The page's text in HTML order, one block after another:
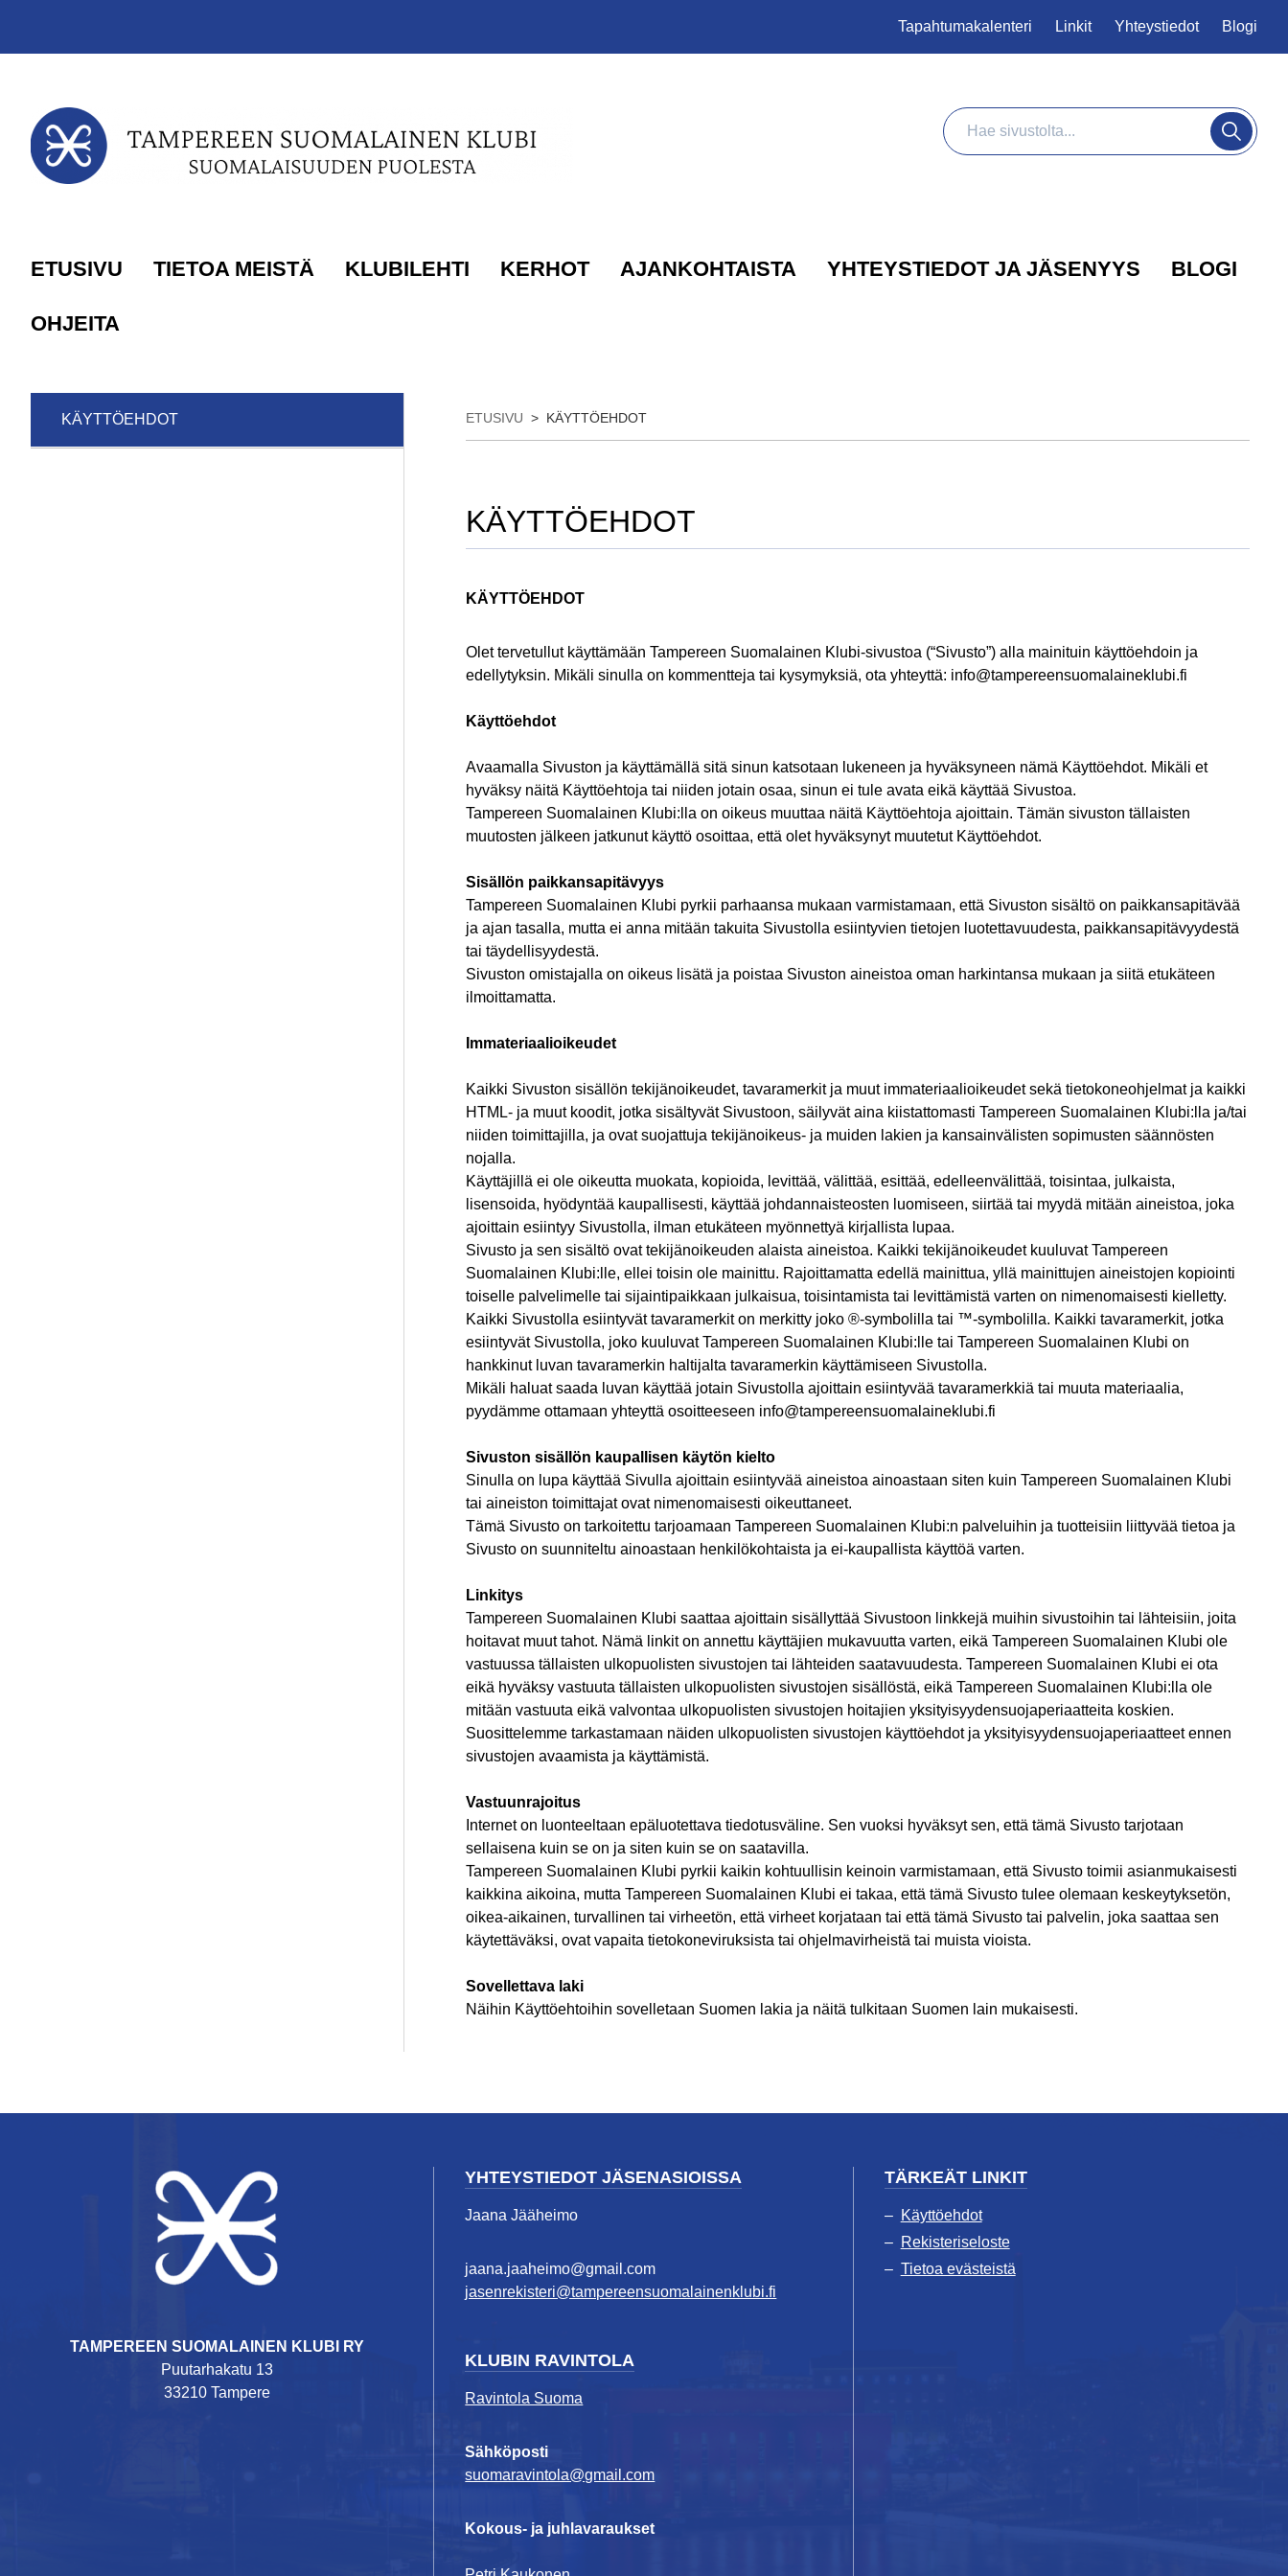
Tapahtumakalenteri Linkit Yhteystiedot Blogi
Haku
Hae
ETUSIVU TIETOA MEISTÄ KLUBILEHTI KERHOT AJANKOHTAISTA YHTEYSTIEDOT JA JÄSENYYS BLOGI
OHJEITA
ETUSIVU > KÄYTTÖEHDOT
KÄYTTÖEHDOT
KÄYTTÖEHDOT
Olet tervetullut käyttämään Tampereen Suomalainen Klubi-sivustoa (“Sivusto”) alla mainituin käyttöehdoin ja
edellytyksin. Mikäli sinulla on kommentteja tai kysymyksiä, ota yhteyttä: info@tampereensuomalaineklubi.fi
Käyttöehdot
Avaamalla Sivuston ja käyttämällä sitä sinun katsotaan lukeneen ja hyväksyneen nämä Käyttöehdot. Mikäli et
hyväksy näitä Käyttöehtoja tai niiden jotain osaa, sinun ei tule avata eikä käyttää Sivustoa.
Tampereen Suomalainen Klubi:lla on oikeus muuttaa näitä Käyttöehtoja ajoittain. Tämän sivuston tällaisten
muutosten jälkeen jatkunut käyttö osoittaa, että olet hyväksynyt muutetut Käyttöehdot.
Sisällön paikkansapitävyys
Tampereen Suomalainen Klubi pyrkii parhaansa mukaan varmistamaan, että Sivuston sisältö on paikkansapitävää
ja ajan tasalla, mutta ei anna mitään takuita Sivustolla esiintyvien tietojen luotettavuudesta, paikkansapitävyydestä
tai täydellisyydestä.
Sivuston omistajalla on oikeus lisätä ja poistaa Sivuston aineistoa oman harkintansa mukaan ja siitä etukäteen
ilmoittamatta.
Immateriaalioikeudet
Kaikki Sivuston sisällön tekijänoikeudet, tavaramerkit ja muut immateriaalioikeudet sekä tietokoneohjelmat ja kaikki
HTML- ja muut koodit, jotka sisältyvät Sivustoon, säilyvät aina kiistattomasti Tampereen Suomalainen Klubi:lla ja/tai
niiden toimittajilla, ja ovat suojattuja tekijänoikeus- ja muiden lakien ja kansainvälisten sopimusten säännösten
nojalla.
Käyttäjillä ei ole oikeutta muokata, kopioida, levittää, välittää, esittää, edelleenvälittää, toisintaa, julkaista,
lisensoida, hyödyntää kaupallisesti, käyttää johdannaisteosten luomiseen, siirtää tai myydä mitään aineistoa, joka
ajoittain esiintyy Sivustolla, ilman etukäteen myönnettyä kirjallista lupaa.
Sivusto ja sen sisältö ovat tekijänoikeuden alaista aineistoa. Kaikki tekijänoikeudet kuuluvat Tampereen
Suomalainen Klubi:lle, ellei toisin ole mainittu. Rajoittamatta edellä mainittua, yllä mainittujen aineistojen kopiointi
toiselle palvelimelle tai sijaintipaikkaan julkaisua, toisintamista tai levittämistä varten on nimenomaisesti kielletty.
Kaikki Sivustolla esiintyvät tavaramerkit on merkitty joko ®-symbolilla tai ™-symbolilla. Kaikki tavaramerkit, jotka
esiintyvät Sivustolla, joko kuuluvat Tampereen Suomalainen Klubi:lle tai Tampereen Suomalainen Klubi on
hankkinut luvan tavaramerkin haltijalta tavaramerkin käyttämiseen Sivustolla.
Mikäli haluat saada luvan käyttää jotain Sivustolla ajoittain esiintyvää tavaramerkkiä tai muuta materiaalia,
pyydämme ottamaan yhteyttä osoitteeseen info@tampereensuomalaineklubi.fi
Sivuston sisällön kaupallisen käytön kielto
Sinulla on lupa käyttää Sivulla ajoittain esiintyvää aineistoa ainoastaan siten kuin Tampereen Suomalainen Klubi
tai aineiston toimittajat ovat nimenomaisesti oikeuttaneet.
Tämä Sivusto on tarkoitettu tarjoamaan Tampereen Suomalainen Klubi:n palveluihin ja tuotteisiin liittyvää tietoa ja
Sivusto on suunniteltu ainoastaan henkilökohtaista ja ei-kaupallista käyttöä varten.
Linkitys
Tampereen Suomalainen Klubi saattaa ajoittain sisällyttää Sivustoon linkkejä muihin sivustoihin tai lähteisiin, joita
hoitavat muut tahot. Nämä linkit on annettu käyttäjien mukavuutta varten, eikä Tampereen Suomalainen Klubi ole
vastuussa tällaisten ulkopuolisten sivustojen tai lähteiden saatavuudesta. Tampereen Suomalainen Klubi ei ota
eikä hyväksy vastuuta tällaisten ulkopuolisten sivustojen sisällöstä, eikä Tampereen Suomalainen Klubi:lla ole
mitään vastuuta eikä valvontaa ulkopuolisten sivustojen hoitajien yksityisyydensuojaperiaatteita koskien.
Suosittelemme tarkastamaan näiden ulkopuolisten sivustojen käyttöehdot ja yksityisyydensuojaperiaatteet ennen
sivustojen avaamista ja käyttämistä.
Vastuunrajoitus
Internet on luonteeltaan epäluotettava tiedotusväline. Sen vuoksi hyväksyt sen, että tämä Sivusto tarjotaan
sellaisena kuin se on ja siten kuin se on saatavilla.
Tampereen Suomalainen Klubi pyrkii kaikin kohtuullisin keinoin varmistamaan, että Sivusto toimii asianmukaisesti
kaikkina aikoina, mutta Tampereen Suomalainen Klubi ei takaa, että tämä Sivusto tulee olemaan keskeytyksetön,
oikea-aikainen, turvallinen tai virheetön, että virheet korjataan tai että tämä Sivusto tai palvelin, joka saattaa sen
käytettäväksi, ovat vapaita tietokoneviruksista tai ohjelmavirheistä tai muista vioista.
Sovellettava laki
Näihin Käyttöehtoihin sovelletaan Suomen lakia ja näitä tulkitaan Suomen lain mukaisesti.
KÄYTTÖEHDOT
TAMPEREEN SUOMALAINEN KLUBI RY
Puutarhakatu 13
33210 Tampere
YHTEYSTIEDOT JÄSENASIOISSA
Jaana Jääheimo
jaana.jaaheimo@gmail.com
jasenrekisteri@tampereensuomalainenklubi.fi
KLUBIN RAVINTOLA
Ravintola Suoma
Sähköposti
suomaravintola@gmail.com
Kokous- ja juhlavaraukset
TÄRKEÄT LINKIT
Käyttöehdot
Rekisteriseloste
Tietoa evästeistä